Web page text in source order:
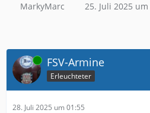
MarkyMarc 25. Juli 2025
Online FSV-Armine
Erleuchteter
28. Juli 2025 um 01:55